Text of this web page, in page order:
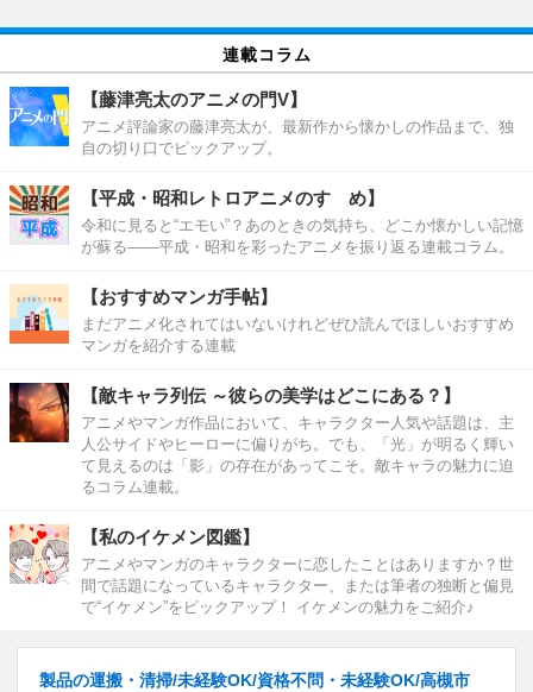
連載コラム
【藤津亮太のアニメの門V】
アニメ評論家の藤津亮太が、最新作から懐かしの作品まで、独
自の切り口でピックアップ。
【平成・昭和レトロアニメのすゝめ】
令和に見ると“エモい”？あのときの気持ち、どこか懐かしい記憶
が蘇る――平成・昭和を彩ったアニメを振り返る連載コラム。
【おすすめマンガ手帖】
まだアニメ化されてはいないけれどぜひ読んでほしいおすすめ
マンガを紹介する連載
【敵キャラ列伝 ～彼らの美学はどこにある？】
アニメやマンガ作品において、キャラクター人気や話題は、主
人公サイドやヒーローに偏りがち。でも、「光」が明るく輝い
て見えるのは「影」の存在があってこそ。敵キャラの魅力に迫
るコラム連載。
【私のイケメン図鑑】
アニメやマンガのキャラクターに恋したことはありますか？世
間で話題になっているキャラクター、または筆者の独断と偏見
で“イケメン”をピックアップ！ イケメンの魅力をご紹介♪
製品の運搬・清掃/未経験OK/資格不問・未経験OK/高槻市